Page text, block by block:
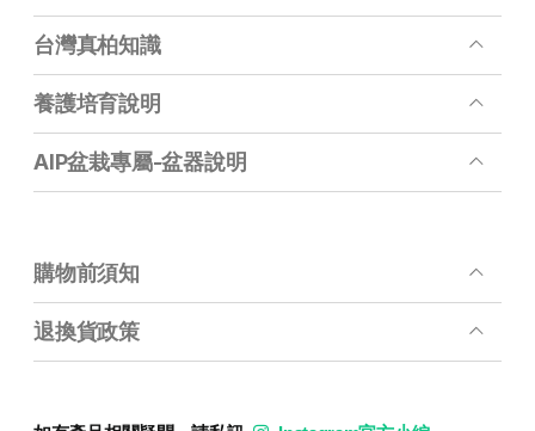
台灣真柏知識
養護培育說明
AIP盆栽專屬-盆器說明
購物前須知
退換貨政策